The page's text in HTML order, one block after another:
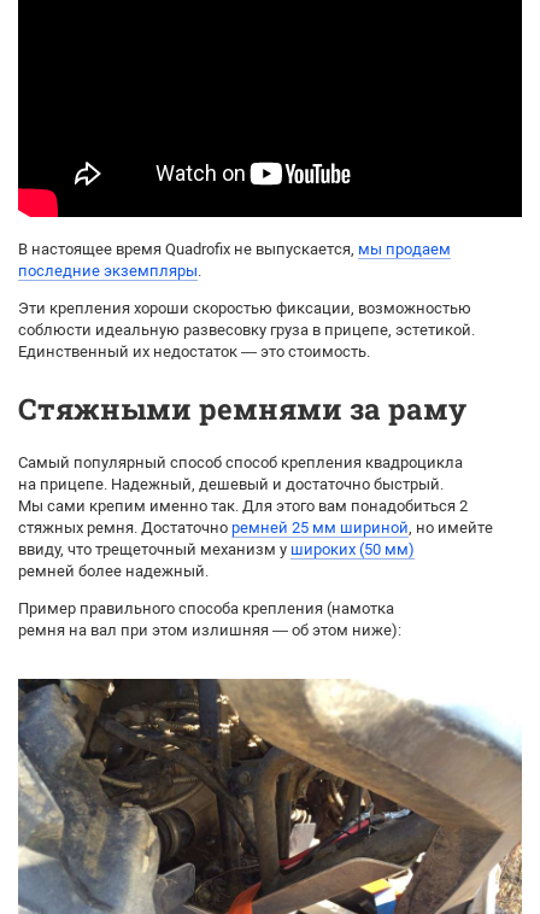
В настоящее время Quadrofix не выпускается, мы продаем
последние экземпляры
Эти крепления хороши скоростью фиксации, возможностью
соблюсти идеальную развесовку груза в прицепе, эстетикой.
Единственный их недостаток — это стоимость.
Стяжными ремнями за раму
Самый популярный способ способ крепления квадроцикла
на прицепе. Надежный, дешевый и достаточно быстрый.
Мы сами крепим именно так. Для этого вам понадобиться 2
стяжных ремня. Достаточно ремней 25 мм шириной , но имейте
ввиду, что трещеточный механизм у широких (50 мм)
ремней более надежный.
Пример правильного способа крепления (намотка
ремня на вал при этом излишняя — об этом ниже):